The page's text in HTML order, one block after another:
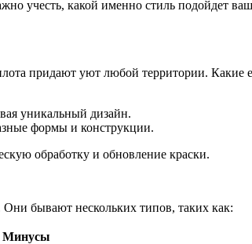
учесть, какой именно стиль подойдет
придают уют любой территории.
уникальный дизайн.
формы и конструкции.
обработку и обновление краски.
бывают нескольких типов, таких как:
Минусы